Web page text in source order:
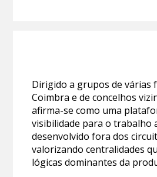
Dirigido a grupos de várias
Coimbra e de concelhos
afirma-se como uma
visibilidade para o trabalho
desenvolvido fora dos
valorizando centralidades
lógicas dominantes da